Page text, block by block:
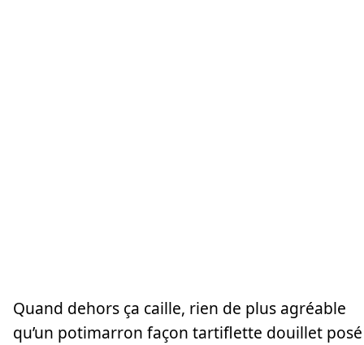
Quand dehors ça caille, rien de plus agréable
qu’un potimarron façon tartiflette douillet posé